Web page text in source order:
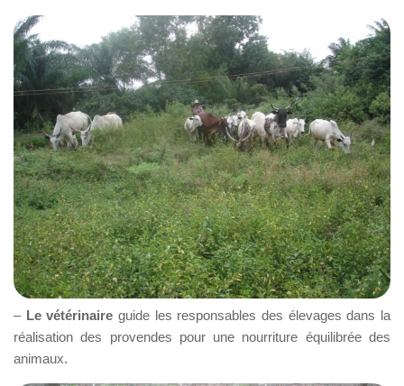
– Le vétérinaire guide les responsables des élevages dans la
réalisation des provendes pour une nourriture équilibrée des
animaux.